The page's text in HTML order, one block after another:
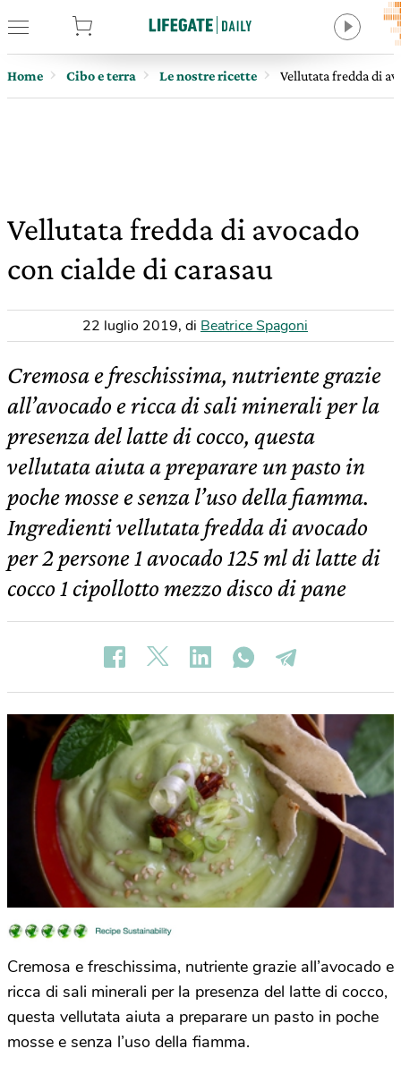
Home Cibo e terra Le nostre ricette Vellutata fredda di
Vellutata fredda di avocado
con cialde di carasau
22 luglio 2019, di Beatrice Spagoni
Cremosa e freschissima, nutriente grazie
all’avocado e ricca di sali minerali per la
presenza del latte di cocco, questa
vellutata aiuta a preparare un pasto in
poche mosse e senza l’uso della fiamma.
Ingredienti vellutata fredda di avocado
per 2 persone 1 avocado 125 ml di latte di
cocco 1 cipollotto mezzo disco di pane
Cremosa e freschissima, nutriente grazie all’avocado e
ricca di sali minerali per la presenza del latte di cocco,
questa vellutata aiuta a preparare un pasto in poche
mosse e senza l’uso della fiamma.